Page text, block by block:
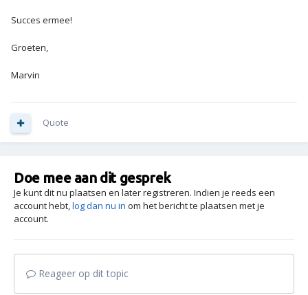
Succes ermee!
Groeten,
Marvin
Quote
Doe mee aan dit gesprek
Je kunt dit nu plaatsen en later registreren. Indien je reeds een
account hebt,log dan nu in om het bericht te plaatsen met je
account.
Reageer op dit topic